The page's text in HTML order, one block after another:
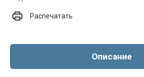
Распечатать
Описание